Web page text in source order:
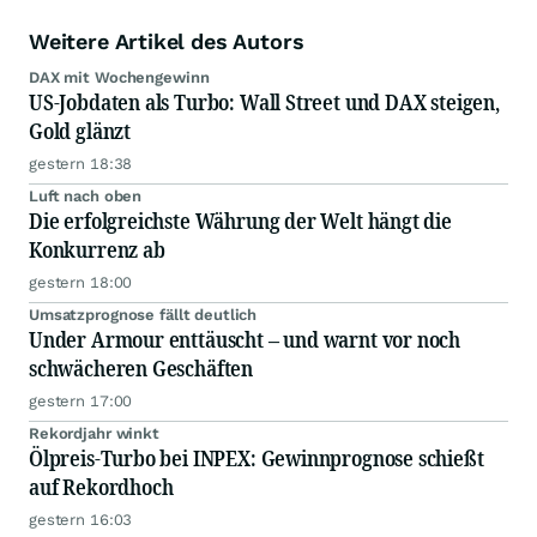
Weitere Artikel des Autors
DAX mit Wochengewinn
US-Jobdaten als Turbo: Wall Street und DAX steigen,
Gold glänzt
gestern 18:38
Luft nach oben
Die erfolgreichste Währung der Welt hängt die
Konkurrenz ab
gestern 18:00
Umsatzprognose fällt deutlich
Under Armour enttäuscht – und warnt vor noch
schwächeren Geschäften
gestern 17:00
Rekordjahr winkt
Ölpreis-Turbo bei INPEX: Gewinnprognose schießt
auf Rekordhoch
gestern 16:03